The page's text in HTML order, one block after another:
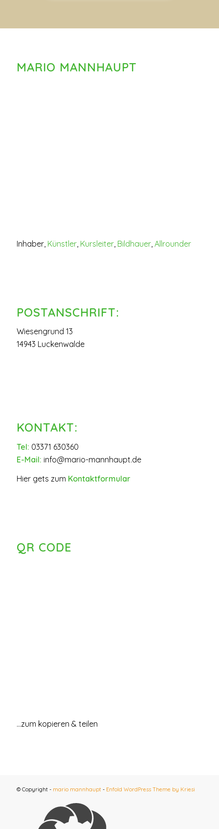
MARIO MANNHAUPT
Inhaber, Künstler, Kursleiter, Bildhauer, Allrounder
POSTANSCHRIFT:
Wiesengrund 13
14943 Luckenwalde
KONTAKT:
Tel: 03371 630360
E-Mail: info@mario-mannhaupt.de
Hier gets zum Kontaktformular
QR CODE
…zum kopieren & teilen
© Copyright - mario mannhaupt- Enfold WordPress Theme by Kriesi